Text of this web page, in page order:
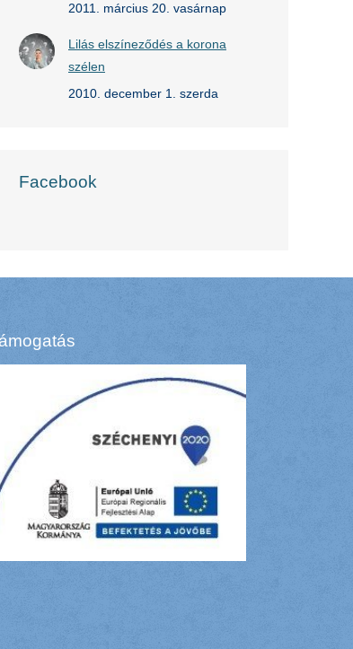
2011. március 20. vasárnap
Lilás elszíneződés a korona
szélen
2010. december 1. szerda
Facebook